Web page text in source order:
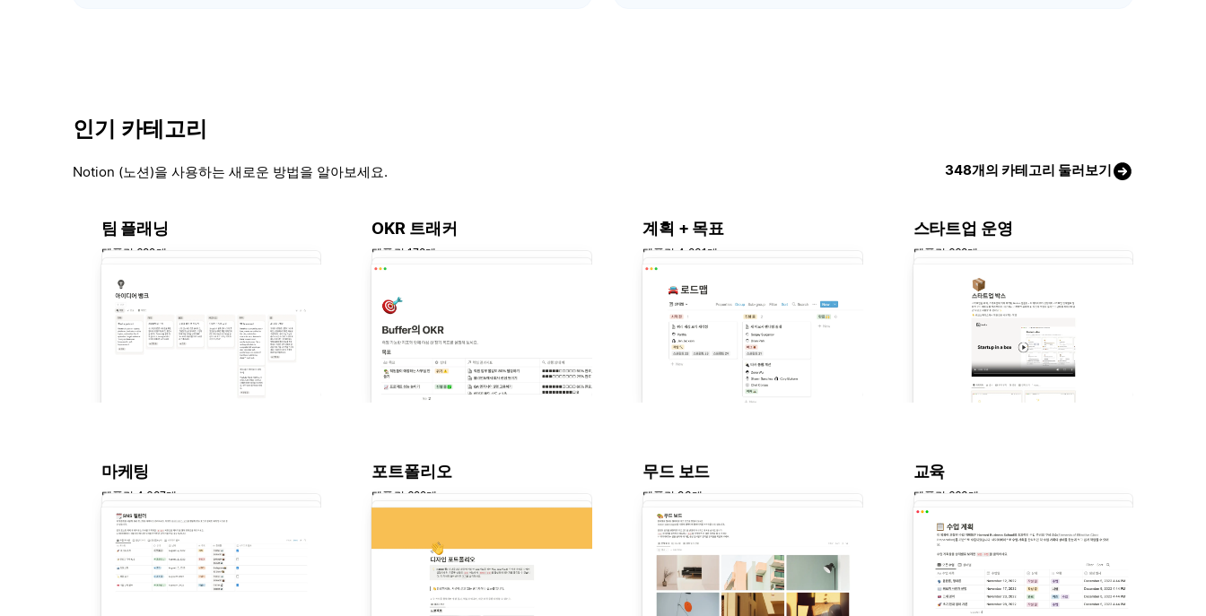
인기 카테고리
Notion (노션)을 사용하는 새로운 방법을 알아보세요. 348개의 카테고리 둘러보기
팀 플래닝
템플릿 692개
OKR 트래커
템플릿 178개
계획 + 목표
템플릿 4,831개
스타트업 운영
템플릿 668개
마케팅
템플릿 4,687개
포트폴리오
템플릿 622개
무드 보드
템플릿 93개
교육
템플릿 663개